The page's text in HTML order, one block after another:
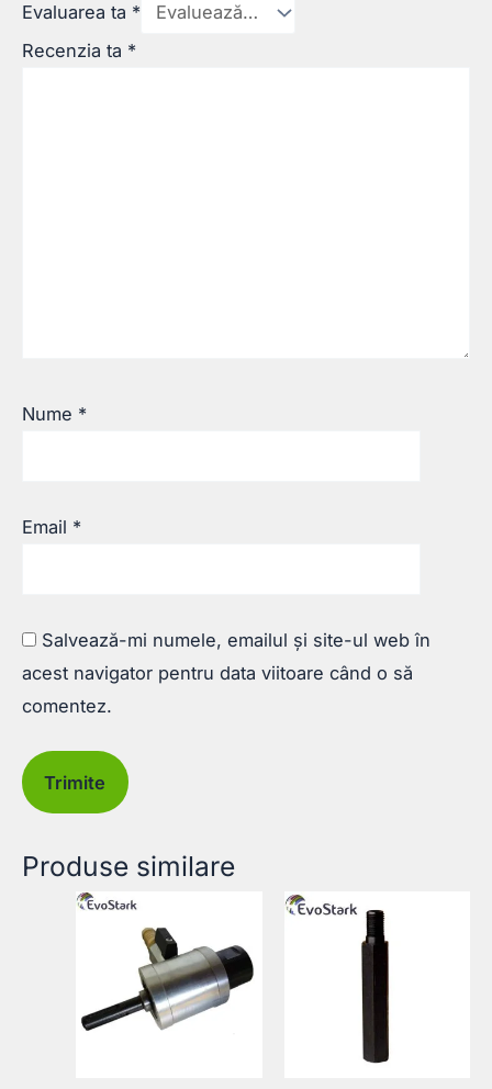
Evaluarea ta *
Recenzia ta *
Nume *
Email *
Salvează-mi numele, emailul și site-ul web în
acest navigator pentru data viitoare când o să
comentez.
Produse similare